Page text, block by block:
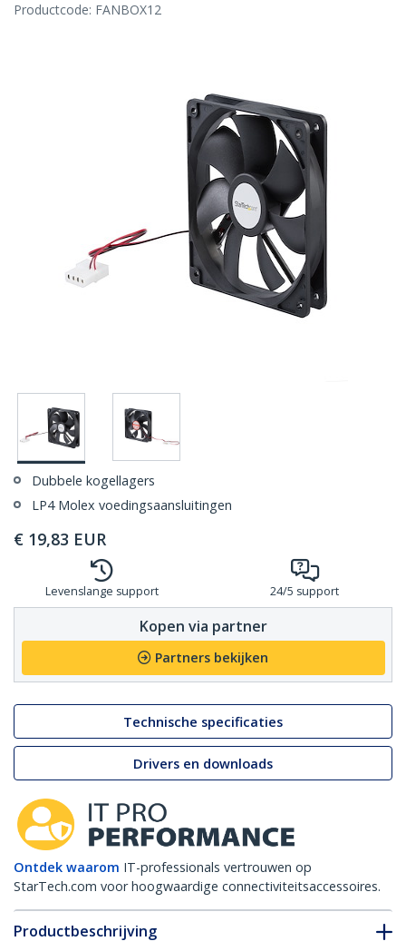
Productcode: FANBOX12
Dubbele kogellagers
LP4 Molex voedingsaansluitingen
€ 19,83 EUR
Levenslange support 24/5 support
Kopen via partner
Partners bekijken
Technische specificaties
Drivers en downloads
Ontdek waarom IT-professionals vertrouwen op
StarTech.com voor hoogwaardige connectiviteitsaccessoires.
Productbeschrijving